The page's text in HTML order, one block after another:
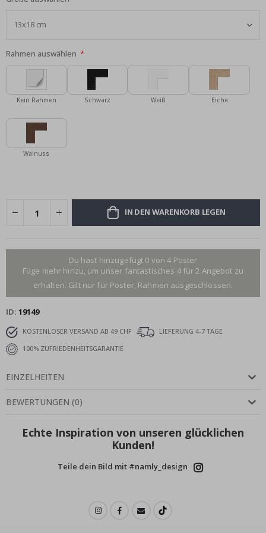
Rahmen auswählen
Kein Rahmen Schwarz Weiß Eiche
Walnuss
IN DEN WARENKORB LEGEN
Du hast hinzugefügt 0 von 4 Poster
Füge mehr hinzu, um unser fantastisches 4 für 2 Angebot zu
erhalten. Gilt nur für Poster, Rahmen ausgeschlossen.
ID 19149
KOSTENLOSER VERSAND AB 49 CHF
LIEFERUNG 4-7 TAGE
100% ZUFRIEDENHEITSGARANTIE
EINZELHEITEN
BEWERTUNGEN (0)
Echte Inspiration von unseren glücklichen
Kunden!
Teile dein Bild mit #namly_design